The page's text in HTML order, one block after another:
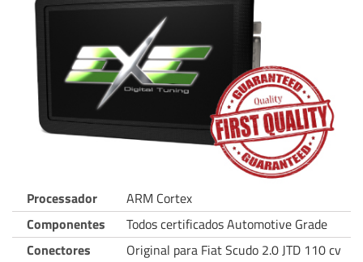
Processador
ARM Cortex
Componentes
Todos certificados Automotive Grade
Conectores
Original para Fiat Scudo 2.0 JTD 110 cv